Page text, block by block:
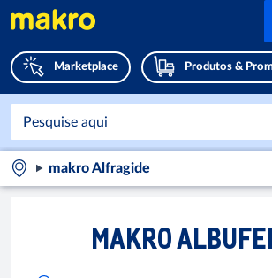
Marketplace Produtos &
makro Alfragide
MAKRO